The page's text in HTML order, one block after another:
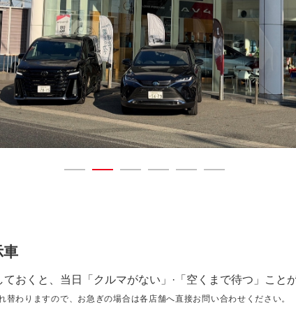
車
おくと、当日「クルマがない」·「空くまで待つ」こと
替わりますので、お急ぎの場合は各店舗へ直接お問い合わせください。